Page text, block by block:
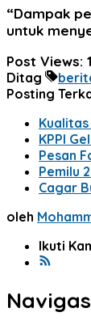
“Dampak
untuk
Post Views:
Ditag
Posting
KPPI
Pesan
Pemilu
Cagar
oleh
Ikuti